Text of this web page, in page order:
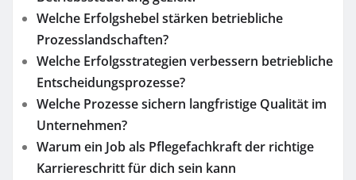
Welche Erfolgshebel stärken betriebliche
Prozesslandschaften?
Welche Erfolgsstrategien verbessern betriebliche
Entscheidungsprozesse?
Welche Prozesse sichern langfristige Qualität im
Unternehmen?
Warum ein Job als Pflegefachkraft der richtige
Karriereschritt für dich sein kann